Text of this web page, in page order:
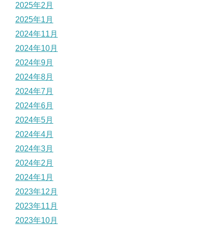
2025年2月
2025年1月
2024年11月
2024年10月
2024年9月
2024年8月
2024年7月
2024年6月
2024年5月
2024年4月
2024年3月
2024年2月
2024年1月
2023年12月
2023年11月
2023年10月